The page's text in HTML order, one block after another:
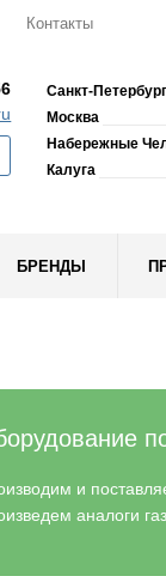
Контакты
Санкт-Петербург
Москва
Набережные
Калуга
БРЕНДЫ
и
аналоги